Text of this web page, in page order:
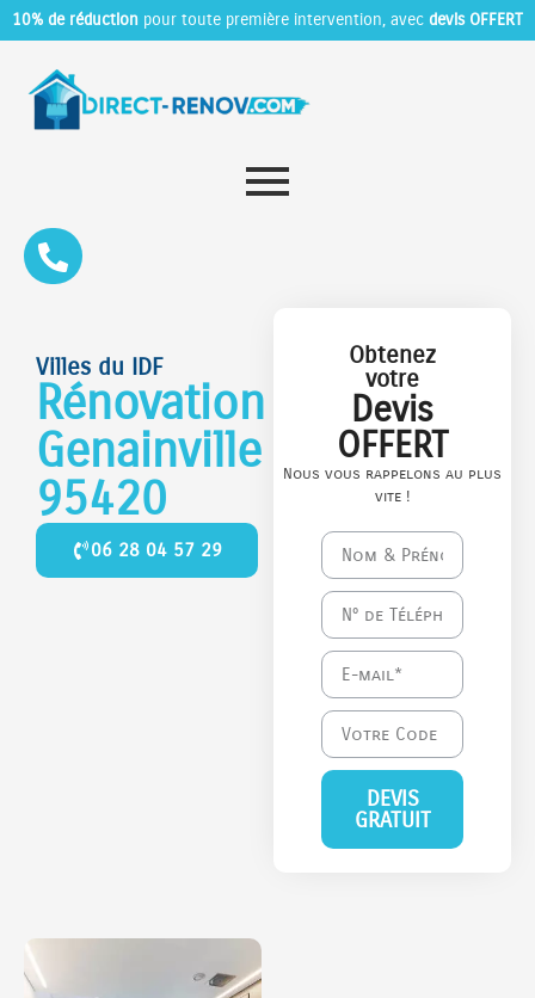
10% de réduction pour toute première intervention, avec devis OFFERT
Villes du IDF
Rénovation
Genainville
95420
06 28 04 57 29
Obtenez
votre
Devis
OFFERT
Nous vous rappelons au plus
vite !
DEVIS
GRATUIT